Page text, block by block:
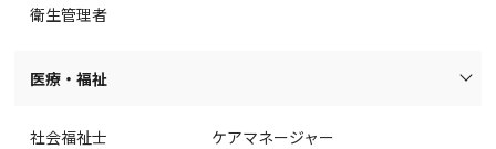
衛生管理者
医療・福祉
社会福祉士
ケアマネージャー